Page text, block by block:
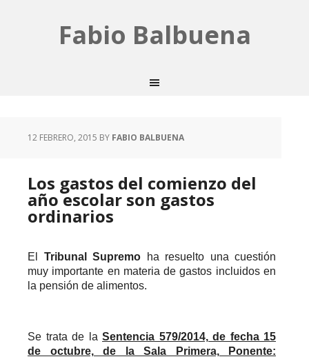
Fabio Balbuena
12 FEBRERO, 2015 BY FABIO BALBUENA
Los gastos del comienzo del
año escolar son gastos
ordinarios
El Tribunal Supremo ha resuelto una cuestión
muy importante en materia de gastos incluidos en
la pensión de alimentos.
Se trata de la Sentencia 579/2014, de fecha 15
de octubre, de la Sala Primera, Ponente: